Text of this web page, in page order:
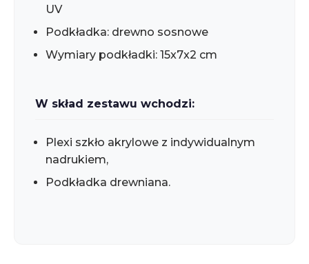
UV
Podkładka: drewno sosnowe
Wymiary podkładki: 15x7x2 cm
W skład zestawu wchodzi:
Plexi szkło akrylowe z indywidualnym
nadrukiem,
Podkładka drewniana.